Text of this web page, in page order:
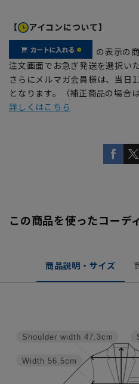
【 アイコンについて】
の表示の商
注文画面でお急ぎ発送を選択い
さらにメルマガ会員様は、当日
となります。（補正商品の場合
詳しくはこちら
この商品を使ったコーデ
商品説明・サイズ
Width 56.5cm
Shoulder width 47.3cm